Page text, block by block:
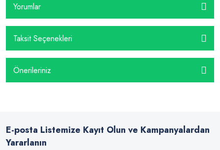
Yorumlar
Taksit Seçenekleri
Önerileriniz
E-posta Listemize Kayıt Olun ve Kampanyalardan
Yararlanın